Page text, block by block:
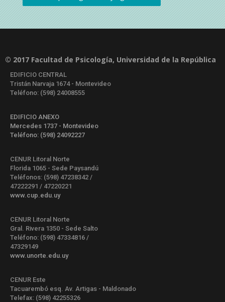
© 2017 Facultad de Psicología, Universidad de la República
EDIFICIO CENTRAL
Tristán Narvaja 1674 - Montevideo
Teléfono: (598) 24008555
EDIFICIO ANEXO
Mercedes 1737 - Montevideo
Teléfono: (598) 24092227
CENUR Litoral Norte
Florida 1065 - Sede Paysandú
Teléfonos: (598) 47238342 /
47222291 / 47220221
www.cup.edu.uy
CENUR Litoral Norte
Gral. Rivera 1350 - Sede Salto
Teléfono: (598) 47334816 /
47329149
www.unorte.edu.uy
CENUR Este
Tacuarembó esq. Av. Artigas - Maldonado
Telefax: (598) 42255326